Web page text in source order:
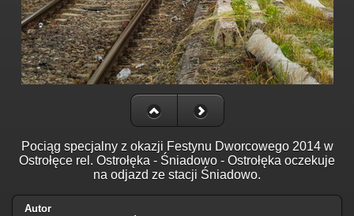
Pociąg specjalny z okazji Festynu Dworcowego 2014 w
Ostrołęce rel. Ostrołęka - Śniadowo - Ostrołęka oczekuje
na odjazd ze stacji Śniadowo.
Autor